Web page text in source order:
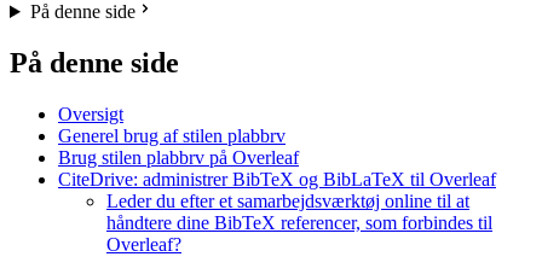
På denne side
På denne side
Oversigt
Generel brug af stilen plabbrv
Brug stilen plabbrv på Overleaf
CiteDrive: administrer BibTeX og BibLaTeX til Overleaf
Leder du efter et samarbejdsværktøj online til at
håndtere dine BibTeX referencer, som forbindes til
Overleaf?